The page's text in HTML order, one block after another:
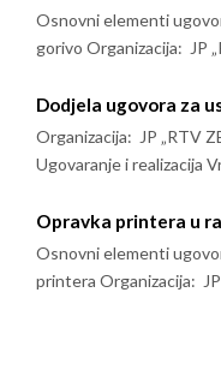
Osnovni elementi
gorivo Organizacija: JP
Dodjela ugovora za
Organizacija: JP „RTV
Ugovaranje i realizacija
Opravka printera u
Osnovni elementi
printera Organizacija: